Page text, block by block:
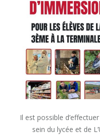
Il est possible
sein du lycée et de